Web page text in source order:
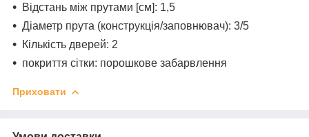
Відстань між прутами [см]: 1,5
Діаметр прута (конструкція/заповнювач): 3/5
Кількість дверей: 2
покриття сітки: порошкове забарвлення
Приховати